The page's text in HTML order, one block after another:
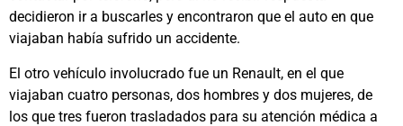
decidieron ir a buscarles y encontraron que el auto en que
viajaban había sufrido un accidente.
El otro vehículo involucrado fue un Renault, en el que
viajaban cuatro personas, dos hombres y dos mujeres, de
los que tres fueron trasladados para su atención médica a